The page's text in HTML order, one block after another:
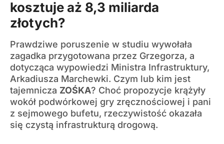
kosztuje aż 8,3 miliarda
złotych?
Prawdziwe poruszenie w studiu wywołała
zagadka przygotowana przez Grzegorza, a
dotycząca wypowiedzi Ministra Infrastruktury,
Arkadiusza Marchewki. Czym lub kim jest
tajemnicza ZOŚKA? Choć propozycje krążyły
wokół podwórkowej gry zręcznościowej i pani
z sejmowego bufetu, rzeczywistość okazała
się czystą infrastrukturą drogową.